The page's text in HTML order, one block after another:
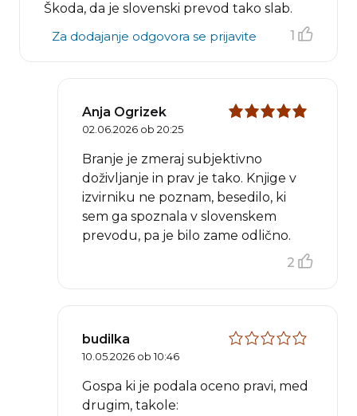
Škoda, da je slovenski prevod tako slab.
Za dodajanje odgovora se prijavite
1
Anja Ogrizek
02.06.2026 ob 20:25
Branje je zmeraj subjektivno
doživljanje in prav je tako. Knjige v
izvirniku ne poznam, besedilo, ki
sem ga spoznala v slovenskem
prevodu, pa je bilo zame odlično.
2
budilka
10.05.2026 ob 10:46
Gospa ki je podala oceno pravi, med
drugim, takole: